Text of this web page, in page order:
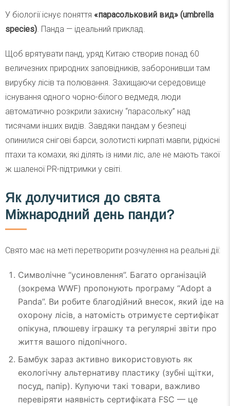
У біології існує поняття «парасольковий вид» (umbrella
species). Панда — ідеальний приклад.
Щоб врятувати панд, уряд Китаю створив понад 60
величезних природних заповідників, заборонивши там
вирубку лісів та полювання. Захищаючи середовище
існування одного чорно-білого ведмедя, люди
автоматично розкрили захисну “парасольку” над
тисячами інших видів. Завдяки пандам у безпеці
опинилися снігові барси, золотисті кирпаті мавпи, рідкісні
птахи та комахи, які ділять із ними ліс, але не мають такої
ж шаленої PR-підтримки у світі.
Як долучитися до свята
Міжнародний день панди?
Свято має на меті перетворити розчулення на реальні дії:
Символічне “усиновлення”. Багато організацій
(зокрема WWF) пропонують програму “Adopt a
Panda”. Ви робите благодійний внесок, який іде на
охорону лісів, а натомість отримуєте сертифікат
опікуна, плюшеву іграшку та регулярні звіти про
життя вашого підопічного.
Бамбук зараз активно використовують як
екологічну альтернативу пластику (зубні щітки,
посуд, папір). Купуючи такі товари, важливо
перевіряти наявність сертифіката FSC — це